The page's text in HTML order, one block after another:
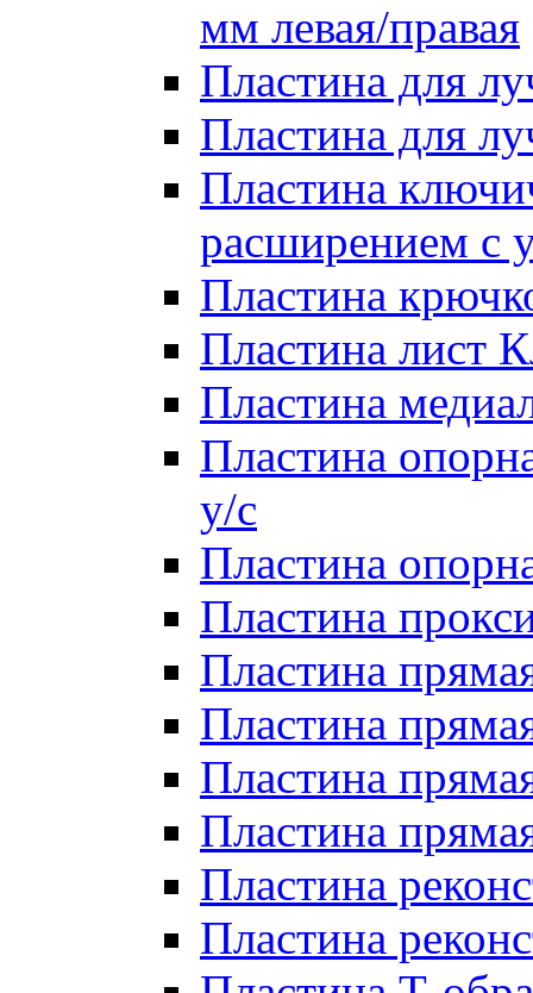
мм левая/правая
Пластина для
Пластина для
Пластина
расширением с
Пластина
Пластина лист
Пластина
Пластина
у/с
Пластина
Пластина
Пластина
Пластина
Пластина
Пластина
Пластина
Пластина